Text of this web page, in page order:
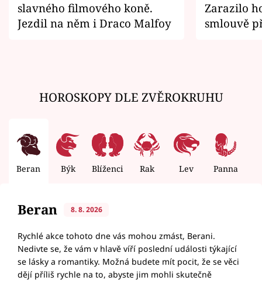
slavného filmového koně.
Jezdil na něm i Draco Malfoy
Zarazilo
smlouvě
HOROSKOPY DLE ZVĚROKRUHU
Beran Býk Blíženci Rak Lev Panna
Beran 8. 8. 2026
Rychlé akce tohoto dne vás mohou zmást, Berani.
Nedivte se, že vám v hlavě víří poslední události týkající
se lásky a romantiky. Možná budete mít pocit, že se věci
dějí příliš rychle na to, abyste jim mohli skutečně